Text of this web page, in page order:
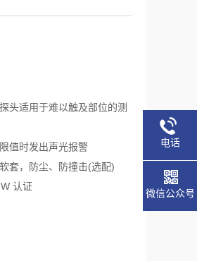
头适用于难以触及部位的测
值时发出声光报警
套，防尘、防撞击(选配)
认证
电话
微信公众号